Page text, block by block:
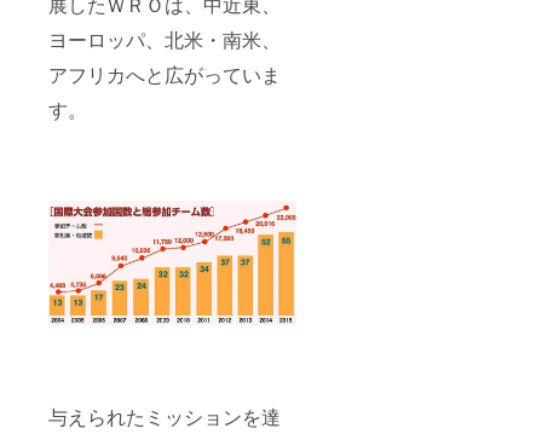
ヨーロッパ、北米・南米、
アフリカへと広がっていま
す。
与えられたミッションを達